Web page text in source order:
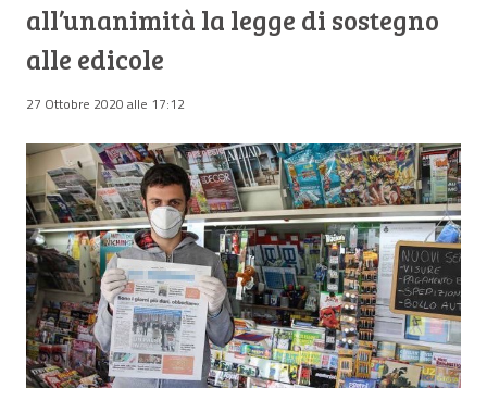
all’unanimità la legge di sostegno
alle edicole
27 Ottobre 2020 alle 17:12